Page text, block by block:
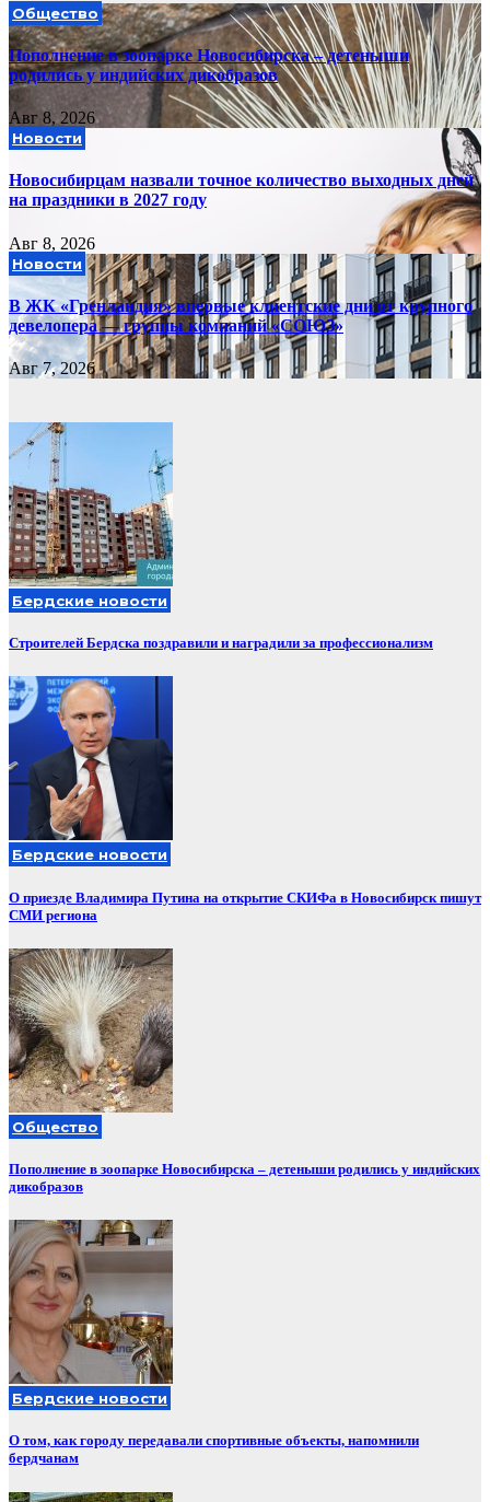
Общество
Пополнение в зоопарке Новосибирска – детеныши
родились у индийских дикобразов
Авг 8, 2026
Новости
Новосибирцам назвали точное количество выходных дней
на праздники в 2027 году
Авг 8, 2026
Новости
В ЖК «Гренландия» впервые клиентские дни от крупного
девелопера — группы компаний «СОЮЗ»
Авг 7, 2026
Бердские новости
Строителей Бердска поздравили и наградили за профессионализм
Бердские новости
О приезде Владимира Путина на открытие СКИФа в Новосибирск пишут
СМИ региона
Общество
Пополнение в зоопарке Новосибирска – детеныши родились у индийских
дикобразов
Бердские новости
О том, как городу передавали спортивные объекты, напомнили
бердчанам